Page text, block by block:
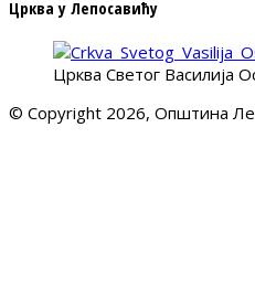
Црква у Лепосавићу
Црква Светог Василија
© Copyright 2026, Општина